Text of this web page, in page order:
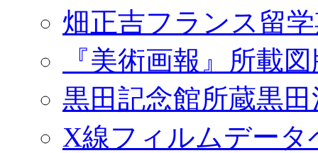
畑正吉フランス留
『美術画報』所載
黒田記念館所蔵黒
X線フィルムデータ